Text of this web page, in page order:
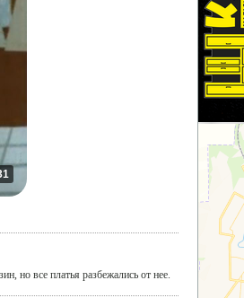
но все платья разбежались от нее.